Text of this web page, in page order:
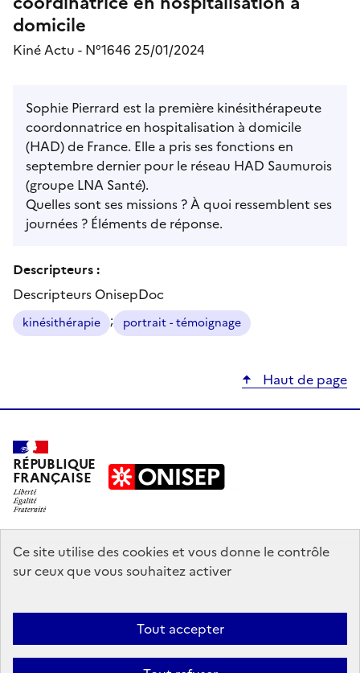
Ce site utilise des cookies et vous donne le contrôle
sur ceux que vous souhaitez activer
Tout accepter
domicile
Kiné Actu - N°1646 25/01/2024
Sophie Pierrard est la première kinésithérapeute
coordonnatrice en hospitalisation à domicile
(HAD) de France. Elle a pris ses fonctions en
septembre dernier pour le réseau HAD Saumurois
(groupe LNA Santé).
Quelles sont ses missions ? À quoi ressemblent ses
journées ? Éléments de réponse.
Descripteurs :
Descripteurs OnisepDoc
kinésithérapie ; portrait - témoignage
Haut de page
RÉPUBLIQUE
FRANÇAISE
education.gouv.fr
enseignementsup-recherche.gouv.fr